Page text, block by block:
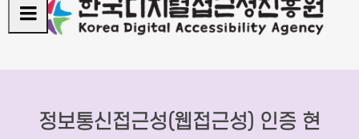
정보통신접근성(웹접근성) 인증 현